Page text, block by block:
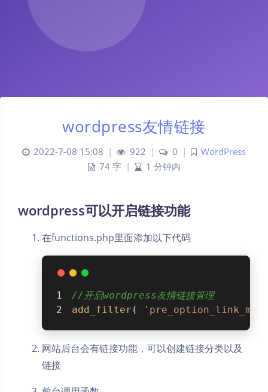
wordpress友情链接
2022-7-08 15:08 | 922 | 0 |
WordPress
74 字 | 1 分钟内
wordpress可以开启链接功能
在functions.php里面添加以下代码
//开启wordpress友情链接管理
add_filter (
网站后台会有链接功能，可以创建链接分类以及
链接